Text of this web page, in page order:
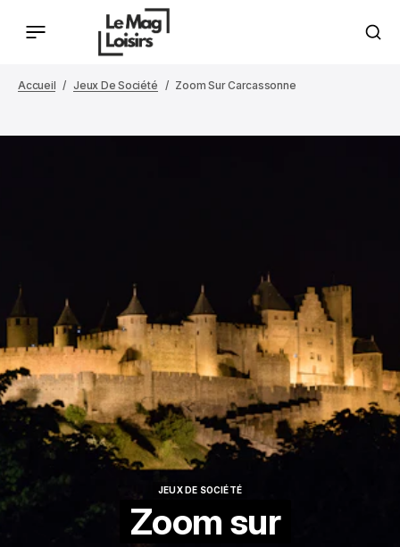
Accueil Jeux De Société Zoom Sur Carcassonne
JEUX DE SOCIÉTÉ
Zoom sur